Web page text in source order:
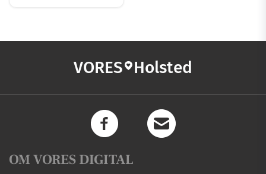
VORES Holsted
OM VORES DIGITAL